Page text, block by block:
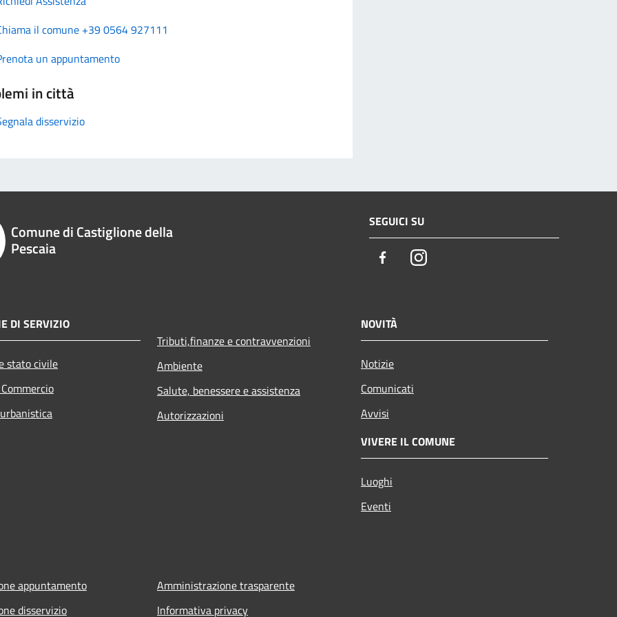
il comune +39 0564 927111
un appuntamento
in città
disservizio
Comune di Castiglione della
Pescaia
SEGUICI SU
FacebookInstagram
DI SERVIZIO
stato civile
Tributi,finanze e contravvenzioni
Ambiente
Salute, benessere e assistenza
Autorizzazioni
NOVITÀ
Notizie
Comunicati
Avvisi
VIVERE IL COMUNE
Luoghi
Eventi
appuntamento
disservizio
Amministrazione trasparente
Informativa privacy